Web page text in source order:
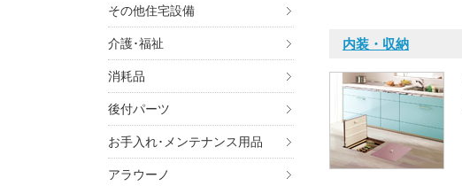
その他住宅設備
介護･福祉
消耗品
後付パーツ
お手入れ･メンテナンス用品
アラウーノ
内装・収納